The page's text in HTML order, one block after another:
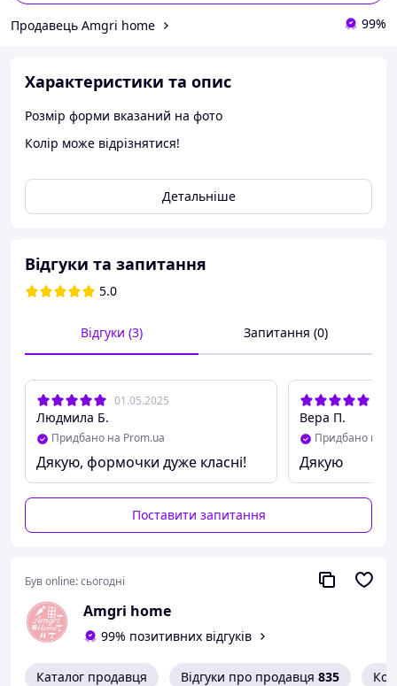
Продавець Amgri home 99%
Характеристики та опис
Розмір форми вказаний на фото
Колір може відрізнятися!
Детальніше
Відгуки та запитання
5.0
Відгуки (3) Запитання (0)
01.05.2025
Людмила Б.
Придбано на Prom.ua
Дякую, формочки дуже класні!
Вера П.
Придбано на
Дякую
Поставити запитання
Був online:сьогодні
Amgri home
99% позитивних відгуків
Каталог продавця Відгуки про продавця 835